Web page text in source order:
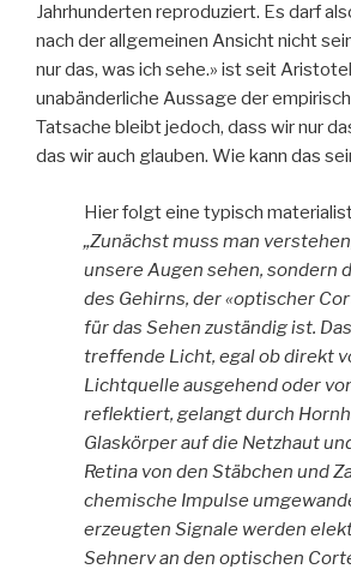
Jahrhunderten reproduziert. Es darf
nach der allgemeinen Ansicht nicht
nur das, was ich sehe.» ist seit
unabänderliche Aussage der
Tatsache bleibt jedoch, dass wir nur
das wir auch glauben. Wie kann das
Hier folgt eine typisch
„Zunächst muss man
unsere Augen sehen, sondern
des Gehirns, der «optischer
für das Sehen zuständig ist.
treffende Licht, egal ob direkt
Lichtquelle ausgehend oder
reflektiert, gelangt durch
Glaskörper auf die Netzhaut
Retina von den Stäbchen und
chemische Impulse
erzeugten Signale werden
Sehnerv an den optischen